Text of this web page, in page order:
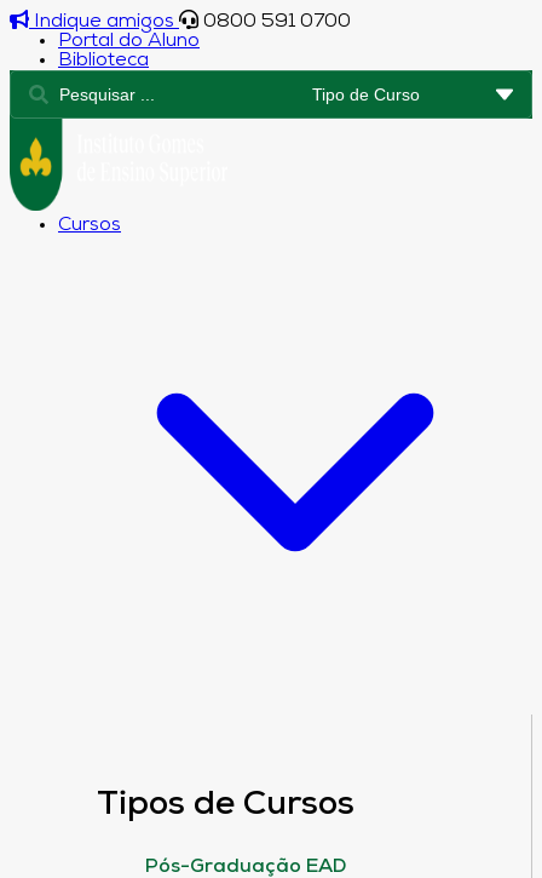
Indique amigos
0800 591 0700
Portal do Aluno
Biblioteca
Cursos
Tipos de Cursos
Pós-Graduação EAD